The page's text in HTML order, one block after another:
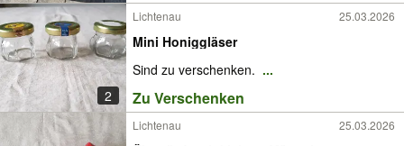
2
Lichtenau 25.03.2026
Mini Honiggläser
Sind zu verschenken. ...
Zu Verschenken
Lichtenau 25.03.2026